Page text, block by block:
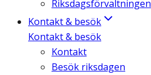
Riksdagsförvaltningen
Kontakt & besök
Kontakt & besök
Kontakt
Besök riksdagen